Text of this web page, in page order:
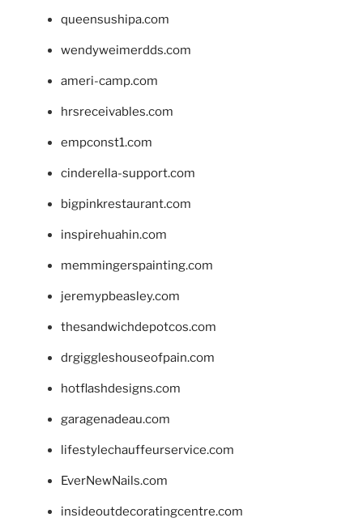
queensushipa.com
wendyweimerdds.com
ameri-camp.com
hrsreceivables.com
empconst1.com
cinderella-support.com
bigpinkrestaurant.com
inspirehuahin.com
memmingerspainting.com
jeremypbeasley.com
thesandwichdepotcos.com
drgiggleshouseofpain.com
hotflashdesigns.com
garagenadeau.com
lifestylechauffeurservice.com
EverNewNails.com
insideoutdecoratingcentre.com